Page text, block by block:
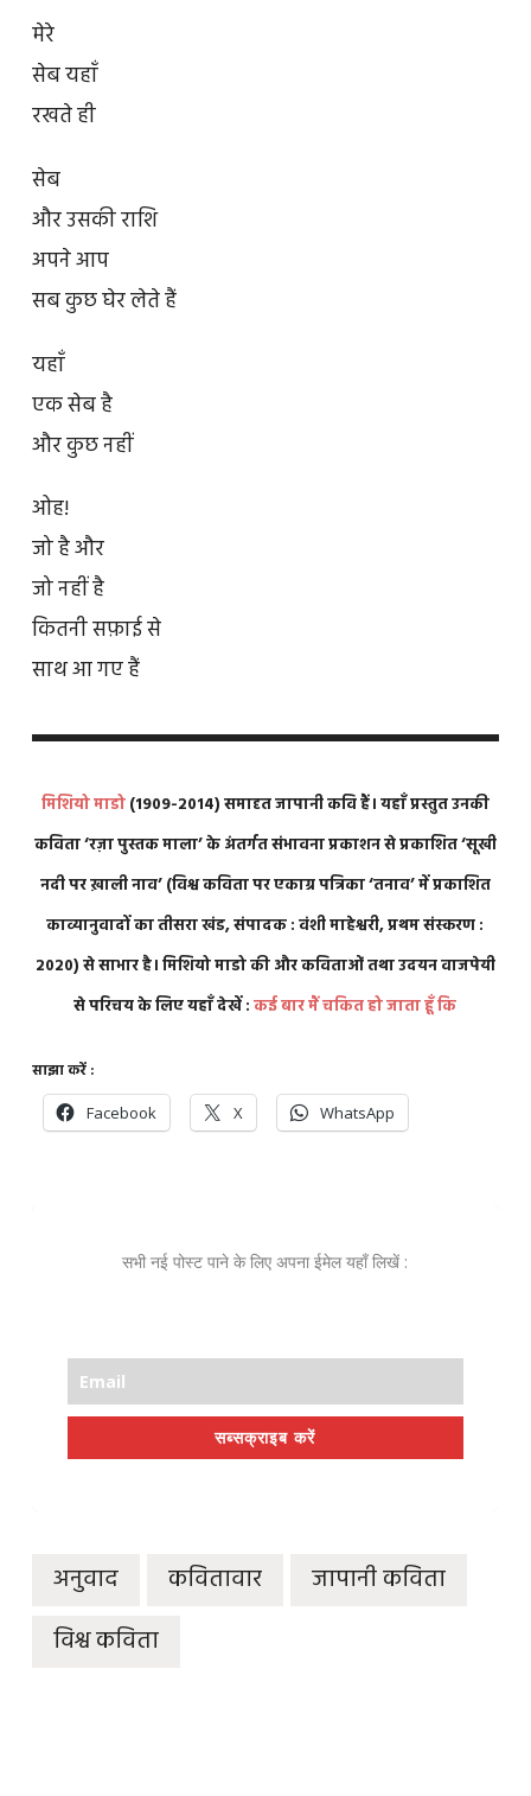
मेरे
सेब यहाँ
रखते ही
सेब
और उसकी राशि
अपने आप
सब कुछ घेर लेते हैं
यहाँ
एक सेब है
और कुछ नहीं
ओह!
जो है और
जो नहीं है
कितनी सफ़ाई से
साथ आ गए हैं
मिशियो माडो(1909-2014) समादृत जापानी कवि हैं। यहाँ प्रस्तुत उनकी
कविता ‘रज़ा पुस्तक माला’ के अंतर्गत संभावना प्रकाशन से प्रकाशित ‘सूखी
नदी पर ख़ाली नाव’ (विश्व कविता पर एकाग्र पत्रिका ‘तनाव’ में प्रकाशित
काव्यानुवादों का तीसरा खंड, संपादक : वंशी माहेश्वरी, प्रथम संस्करण :
2020) से साभार है। मिशियो माडो की और कविताओं तथा उदयन वाजपेयी
से परिचय के लिए यहाँ देखें :कई बार मैं चकित हो जाता हूँ कि
साझा करें :
Facebook X WhatsApp
सभी नई पोस्ट पाने के लिए अपना ईमेल यहाँ लिखें :
सब्सक्राइब करें
अनुवाद कवितावार
जापानी कविता
विश्व कविता